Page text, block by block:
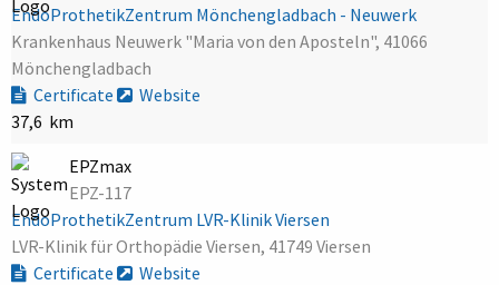
EndoProthetikZentrum Mönchengladbach - Neuwerk
Krankenhaus Neuwerk "Maria von den Aposteln", 41066
Mönchengladbach
Certificate
Website
37,6 km
EPZmax
EPZ-117
EndoProthetikZentrum LVR-Klinik Viersen
LVR-Klinik für Orthopädie Viersen, 41749 Viersen
Certificate
Website